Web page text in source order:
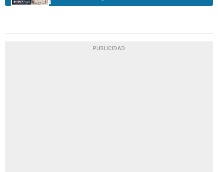
PUBLICIDAD